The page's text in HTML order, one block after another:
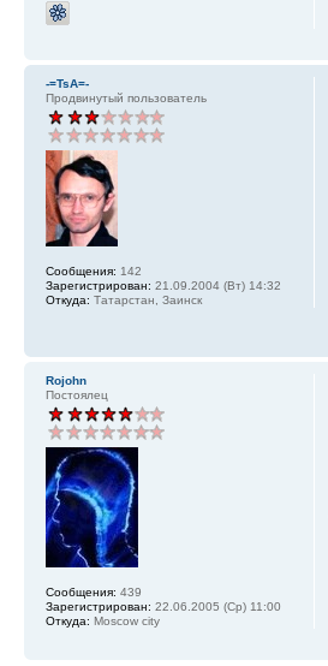
-=TsA=-
Продвинутый пользователь
Сообщения: 142
Зарегистрирован: 21.09.2004 (Вт) 14:32
Откуда: Татарстан, Заинск
Rojohn
Постоялец
Сообщения: 439
Зарегистрирован: 22.06.2005 (Ср) 11:00
Откуда: Moscow city